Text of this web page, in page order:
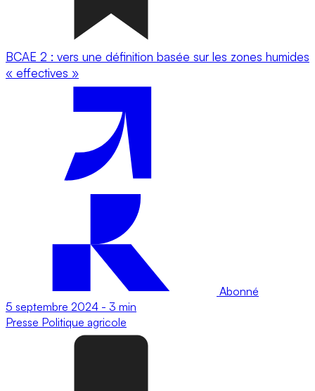
BCAE 2 : vers une définition basée sur les zones humides
« effectives »
Abonné
5 septembre 2024 - 3 min
Presse Politique agricole